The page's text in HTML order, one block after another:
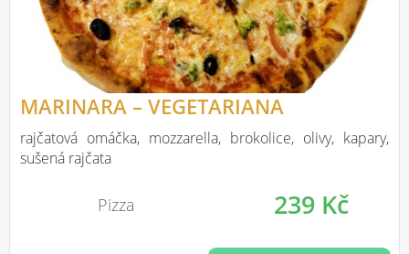
MARINARA – VEGETARIANA
rajčatová omáčka, mozzarella, brokolice, olivy, kapary,
sušená rajčata
Pizza 239 Kč